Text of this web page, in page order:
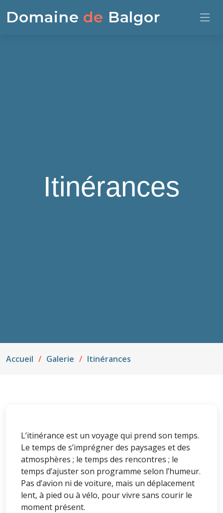
Domaine de Balgor
Itinérances
Accueil Galerie Itinérances
L’itinérance est un voyage qui prend son temps.
Le temps de s’imprégner des paysages et des
atmosphères ; le temps des rencontres ; le
temps d’ajuster son programme selon l’humeur.
Pas d’avion ni de voiture, mais un déplacement
lent, à pied ou à vélo, pour vivre sans courir le
moment présent.